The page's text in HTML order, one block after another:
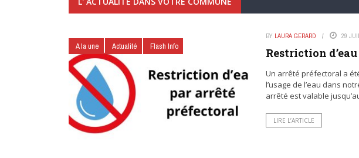
A la une Actualité Flash Info
BY LAURA GERARD 29
Restriction d’eau
Un arrêté préfectoral a
l’usage de l’eau dans
arrêté est valable
LIRE L’ARTICLE